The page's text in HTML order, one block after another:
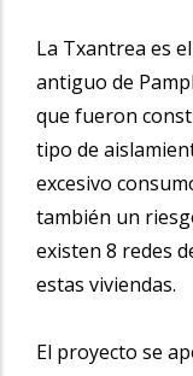
La Txantrea es
antiguo de
que fueron
tipo de
excesivo
también un
existen 8 redes
estas viviendas.
El proyecto se